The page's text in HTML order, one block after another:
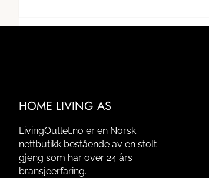
HOME LIVING AS
LivingOutlet.no er en Norsk
nettbutikk bestående av en stolt
gjeng som har over 24 års
bransjeerfaring.